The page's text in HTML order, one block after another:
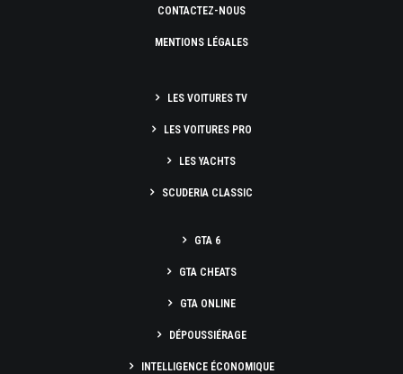
CONTACTEZ-NOUS
MENTIONS LÉGALES
LES VOITURES TV
LES VOITURES PRO
LES YACHTS
SCUDERIA CLASSIC
GTA 6
GTA CHEATS
GTA ONLINE
DÉPOUSSIÉRAGE
INTELLIGENCE ÉCONOMIQUE